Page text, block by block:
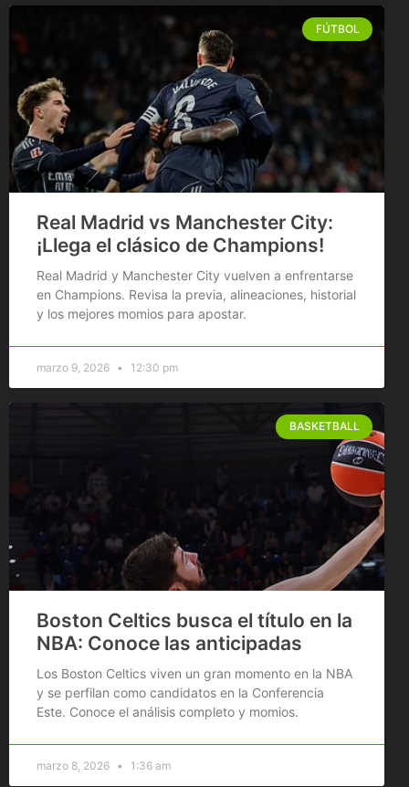
FÚTBOL
Real Madrid vs Manchester City:
¡Llega el clásico de Champions!
Real Madrid y Manchester City vuelven a enfrentarse
en Champions. Revisa la previa, alineaciones, historial
y los mejores momios para apostar.
marzo 9, 2026 12:30 pm
BASKETBALL
Boston Celtics busca el título en la
NBA: Conoce las anticipadas
Los Boston Celtics viven un gran momento en la NBA
y se perfilan como candidatos en la Conferencia
Este. Conoce el análisis completo y momios.
marzo 8, 2026 1:36 am